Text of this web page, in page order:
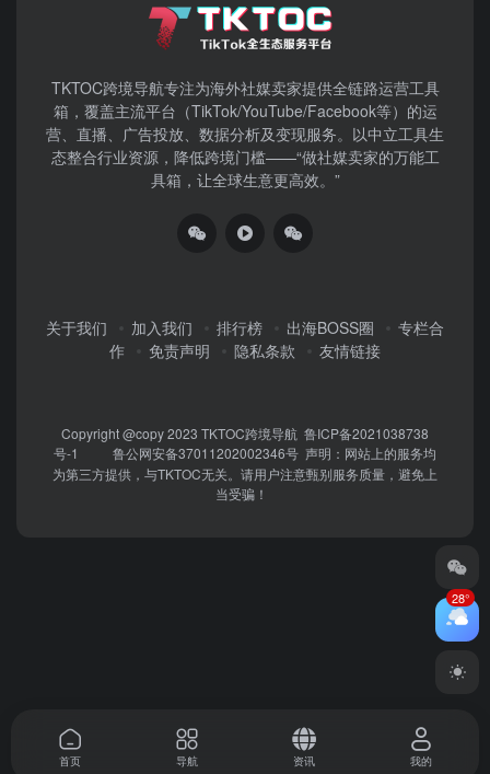
TKTOC跨境导航​专注为海外社媒卖家提供全链路运营工具
箱，覆盖主流平台（TikTok/YouTube/Facebook等）​的运
营、直播、广告投放、数据分析及变现服务。以中立工具生
态整合行业资源，降低跨境门槛——“做社媒卖家的万能工
具箱，让全球生意更高效。”
关于我们 加入我们 排行榜 出海BOSS圈
专栏合
作
免责声明 隐私条款 友情链接
Copyright @copy 2023 TKTOC跨境导航 鲁ICP备2021038738
号-1
鲁公网安备37011202002346号 声明：网站上的服务均
为第三方提供，与TKTOC无关。请用户注意甄别服务质量，避免上
当受骗！
28°
首页 导航 资讯 我的